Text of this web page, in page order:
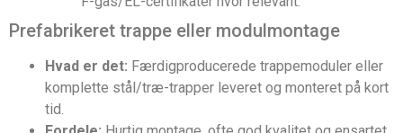
Prefabrikeret trappe eller modulmontage
Hvad er det: Færdigproducerede trappemoduler eller
komplette stål/træ-trapper leveret og monteret på kort
tid.